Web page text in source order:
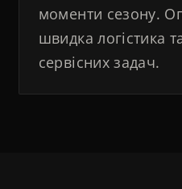
моменти сезону.
швидка логістика
сервісних задач.